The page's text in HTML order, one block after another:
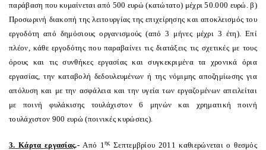
παράβαση που κυμαίνεται από 500 ευρώ (κατώτατο) μέχρι 50.000 ευρώ. β)
Προσωρινή διακοπή της λειτουργίας της επιχείρησης και αποκλεισμός του
εργοδότη από δημόσιους οργανισμούς (από 3 μήνες μέχρι 3 έτη). Επί
πλέον, κάθε εργοδότης που παραβαίνει τις διατάξεις τις σχετικές με τους
όρους και τις συνθήκες εργασίας και συγκεκριμένα τα χρονικά όρια
εργασίας, την καταβολή δεδουλευμένων ή της νόμιμης αποζημίωσης για
απόλυση και με την ασφάλεια και την υγεία των εργαζομένων απειλείται
με ποινή φυλάκισης τουλάχιστον 6 μηνών και χρηματική ποινή
τουλάχιστον 900 ευρώ (ποινικές κυρώσεις).
3. Κάρτα εργασίας.-Από 1ης Σεπτεμβρίου 2011 καθιερώνεται ο θεσμός